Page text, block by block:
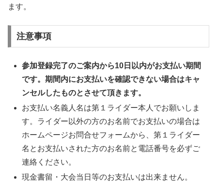
ます。
注意事項
参加登録完了のご案内から10日以内がお支払い期間
です。期間内にお支払いを確認できない場合はキャ
ンセルしたものとさせて頂きます。
お支払い名義人名は第１ライダー本人でお願いしま
す。ライダー以外の方のお名前でお支払いの場合は
ホームページお問合せフォームから、第１ライダー
名とお支払いされた方のお名前と電話番号を必ずご
連絡ください。
現金書留・大会当日等のお支払いは出来ません。